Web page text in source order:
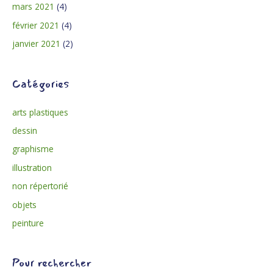
mars 2021 (4)
février 2021 (4)
janvier 2021 (2)
Catégories
arts plastiques
dessin
graphisme
illustration
non répertorié
objets
peinture
Pour rechercher